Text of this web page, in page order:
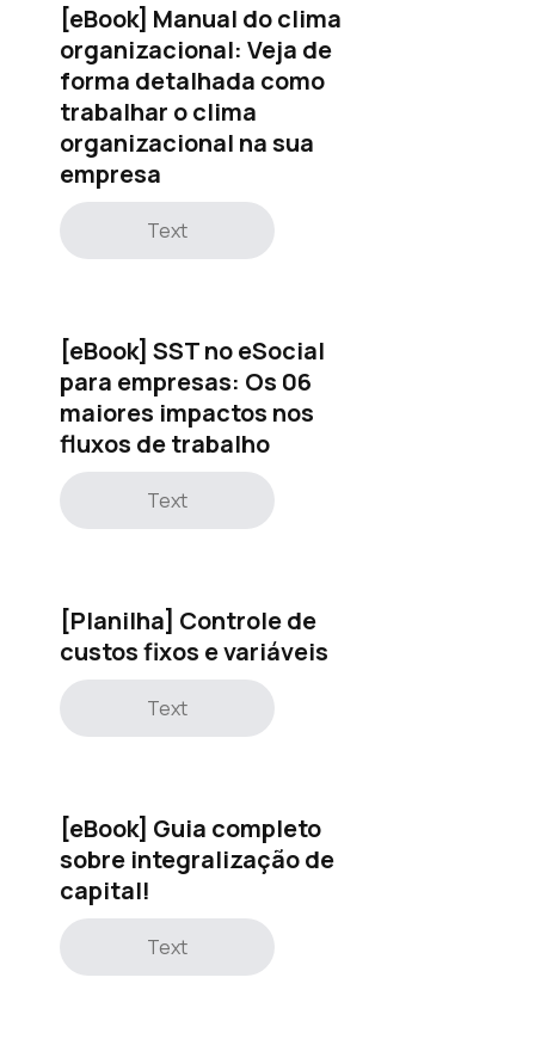
[eBook] Manual do clima
organizacional: Veja de
forma detalhada como
trabalhar o clima
organizacional na sua
empresa
Text
[eBook] SST no eSocial
para empresas: Os 06
maiores impactos nos
fluxos de trabalho
Text
[Planilha] Controle de
custos fixos e variáveis
Text
[eBook] Guia completo
sobre integralização de
capital!
Text